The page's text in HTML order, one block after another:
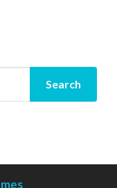
Search